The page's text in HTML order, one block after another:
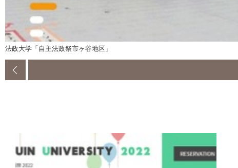
法政大学「自主法政祭市ヶ谷地区」